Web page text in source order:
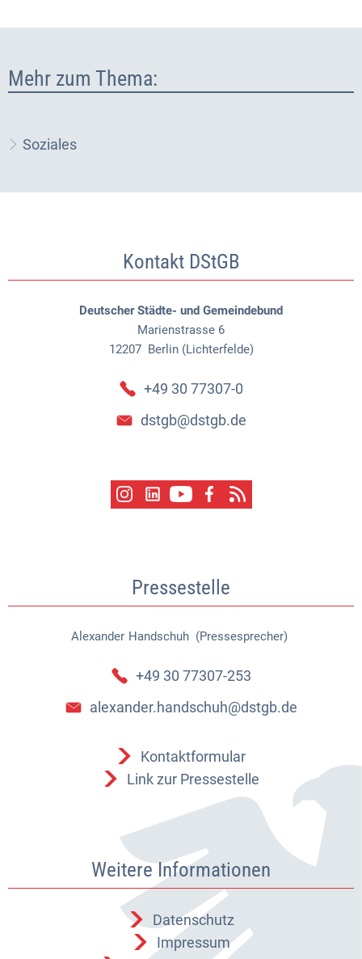
Mehr zum Thema:
Soziales
Kontakt DStGB
Deutscher Städte- und Gemeindebund
Marienstrasse 6
12207 Berlin (Lichterfelde)
+49 30 77307-0
dstgb@dstgb.de
Pressestelle
Alexander Handschuh (Pressesprecher)
Alexander Handschuh
+49 30 77307-253
alexander.handschuh@dstgb.de
Kontaktformular
Link zur Pressestelle
Weitere Informationen
Datenschutz
Impressum